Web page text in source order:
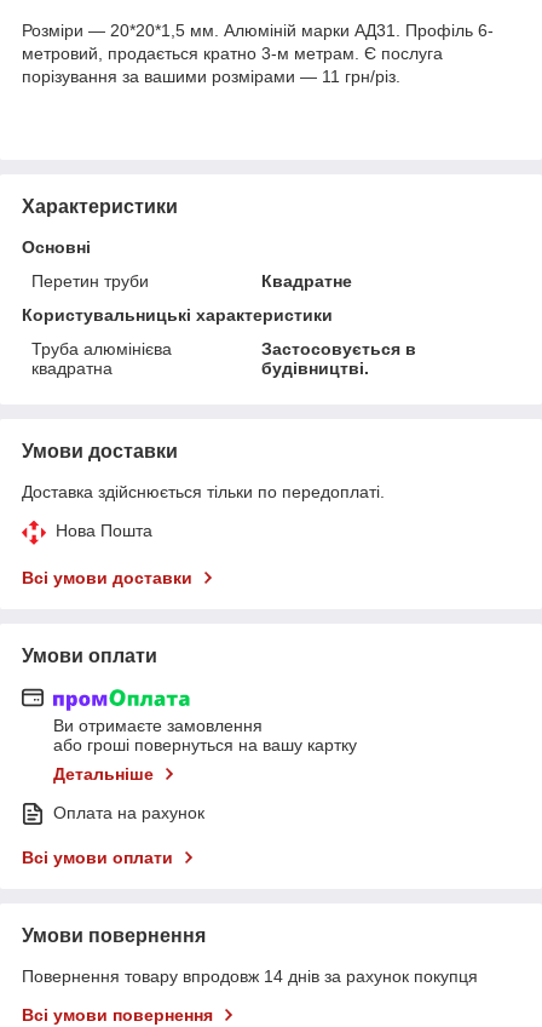
Розміри — 20*20*1,5 мм. Алюміній марки АД31. Профіль 6-
метровий, продається кратно 3-м метрам. Є послуга
порізування за вашими розмірами — 11 грн/різ.
Характеристики
Основні
Перетин труби
Квадратне
Користувальницькі характеристики
Труба алюмінієва
квадратна
Застосовується в
будівництві.
Умови доставки
Доставка здійснюється тільки по передоплаті.
Нова Пошта
Всі умови доставки
Умови оплати
Ви отримаєте замовлення
або гроші повернуться на вашу картку
Детальніше
Оплата на рахунок
Всі умови оплати
Умови повернення
Повернення товару впродовж 14 днів за рахунок покупця
Всі умови повернення